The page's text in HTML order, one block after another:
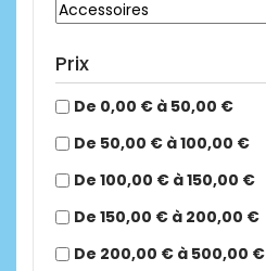
Prix
De 0,00 € à 50,00 €
De 50,00 € à 100,00 €
De 100,00 € à 150,00 €
De 150,00 € à 200,00 €
De 200,00 € à 500,00 €